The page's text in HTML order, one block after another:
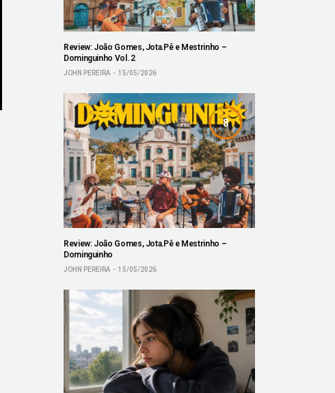
Review: João Gomes, Jota.Pê e Mestrinho –
Dominguinho Vol. 2
JOHN PEREIRA 15/05/2026
8
Review: João Gomes, Jota.Pê e Mestrinho –
Dominguinho
JOHN PEREIRA 15/05/2026